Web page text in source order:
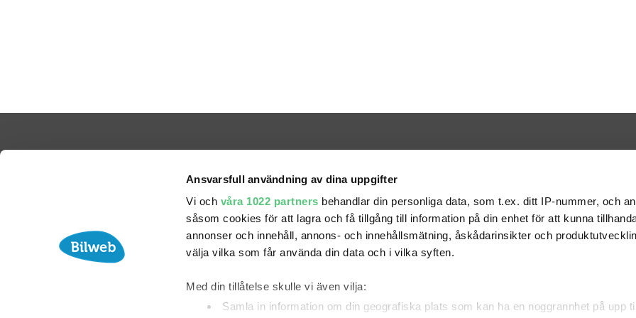
Ansvarsfull användning av dina uppgifter
Vi och våra 1022 partners behandlar din personliga data, som t.ex. ditt IP-nummer, och
såsom cookies för att lagra och få tillgång till information på din enhet för att kunna
annonser och innehåll, annons- och innehållsmätning, åskådarinsikter och
välja vilka som får använda din data och i vilka syften.
Med din tillåtelse skulle vi även vilja:
Samla in information om din geografiska plats som kan ha en noggrannhet på upp
Bilweb AB
BOX 316
401 25 Göteborg
info@bilweb.se